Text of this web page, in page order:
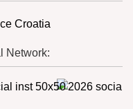
Network: